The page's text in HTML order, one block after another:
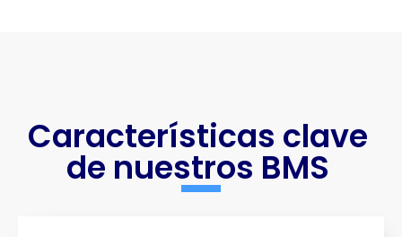
Características clave
de nuestros BMS